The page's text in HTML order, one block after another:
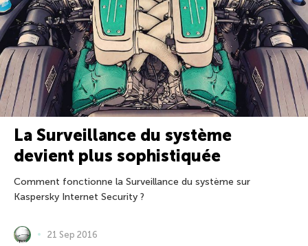
La Surveillance du système
devient plus sophistiquée
Comment fonctionne la Surveillance du système sur
Kaspersky Internet Security ?
21 Sep 2016